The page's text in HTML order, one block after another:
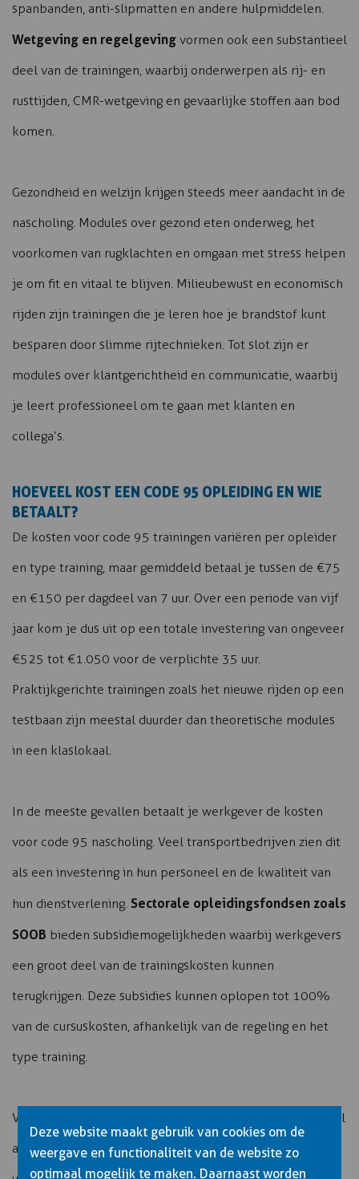
spanbanden, anti-slipmatten en andere hulpmiddelen.
Wetgeving en regelgeving vormen ook een substantieel
deel van de trainingen, waarbij onderwerpen als rij- en
rusttijden, CMR-wetgeving en gevaarlijke stoffen aan bod
komen.
Gezondheid en welzijn krijgen steeds meer aandacht in de
nascholing. Modules over gezond eten onderweg, het
voorkomen van rugklachten en omgaan met stress helpen
je om fit en vitaal te blijven. Milieubewust en economisch
rijden zijn trainingen die je leren hoe je brandstof kunt
besparen door slimme rijtechnieken. Tot slot zijn er
modules over klantgerichtheid en communicatie, waarbij
je leert professioneel om te gaan met klanten en
collega’s.
HOEVEEL KOST EEN CODE 95 OPLEIDING EN WIE
BETAALT?
De kosten voor code 95 trainingen variëren per opleider
en type training, maar gemiddeld betaal je tussen de €75
en €150 per dagdeel van 7 uur. Over een periode van vijf
jaar kom je dus uit op een totale investering van ongeveer
€525 tot €1.050 voor de verplichte 35 uur.
Praktijkgerichte trainingen zoals het nieuwe rijden op een
testbaan zijn meestal duurder dan theoretische modules
in een klaslokaal.
In de meeste gevallen betaalt je werkgever de kosten
voor code 95 nascholing. Veel transportbedrijven zien dit
als een investering in hun personeel en de kwaliteit van
hun dienstverlening. Sectorale opleidingsfondsen zoals
SOOB bieden subsidiemogelijkheden waarbij werkgevers
een groot deel van de trainingskosten kunnen
terugkrijgen. Deze subsidies kunnen oplopen tot 100%
van de cursuskosten, afhankelijk van de regeling en het
type training.
Voor zelfstandige chauffeurs zijn de trainingskosten fiscaal
aftrekbaar als beroepskosten. Dit betekent dat je de
Deze website maakt gebruik van cookies om de
weergave en functionaliteit van de website zo
optimaal mogelijk te maken. Daarnaast worden